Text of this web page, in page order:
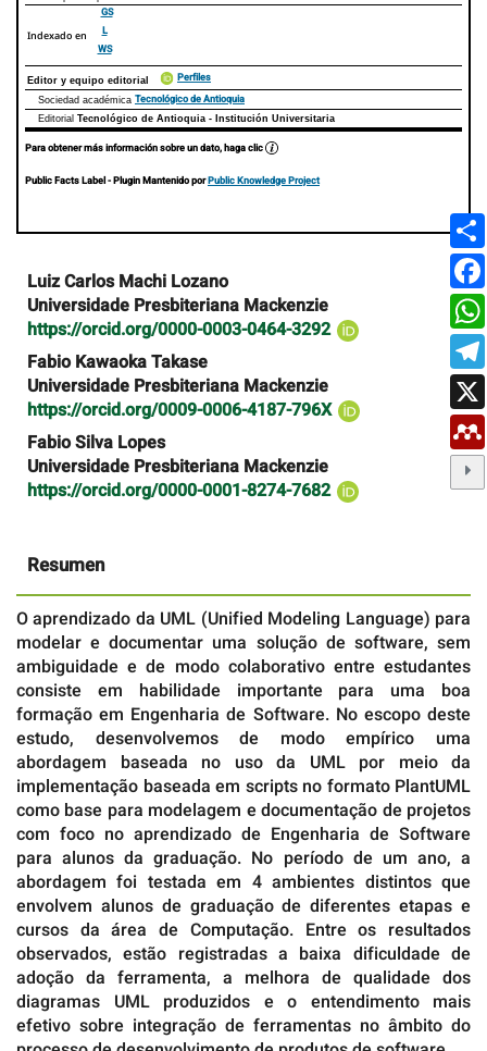
Indexado en
GS
L
WS
Editor y equipo editorial Perfiles
Sociedad académica Tecnológico de Antioquia
Editorial Tecnológico de Antioquia - Institución Universitaria
Para obtener más información sobre un dato, haga clic
Public Facts Label- Plugin Mantenido porPublic Knowledge Project
Contenido
principal
del
artículo
Luiz Carlos Machi Lozano
Universidade Presbiteriana Mackenzie
https://orcid.org/0000-0003-0464-3292
Fabio Kawaoka Takase
Universidade Presbiteriana Mackenzie
https://orcid.org/0009-0006-4187-796X
Fabio Silva Lopes
Universidade Presbiteriana Mackenzie
https://orcid.org/0000-0001-8274-7682
Resumen
O aprendizado da UML (Unified Modeling Language) para
modelar e documentar uma solução de software, sem
ambiguidade e de modo colaborativo entre estudantes
consiste em habilidade importante para uma boa
formação em Engenharia de Software. No escopo deste
estudo, desenvolvemos de modo empírico uma
abordagem baseada no uso da UML por meio da
implementação baseada em scripts no formato PlantUML
como base para modelagem e documentação de projetos
com foco no aprendizado de Engenharia de Software
para alunos da graduação. No período de um ano, a
abordagem foi testada em 4 ambientes distintos que
envolvem alunos de graduação de diferentes etapas e
cursos da área de Computação. Entre os resultados
observados, estão registradas a baixa dificuldade de
adoção da ferramenta, a melhora de qualidade dos
diagramas UML produzidos e o entendimento mais
efetivo sobre integração de ferramentas no âmbito do